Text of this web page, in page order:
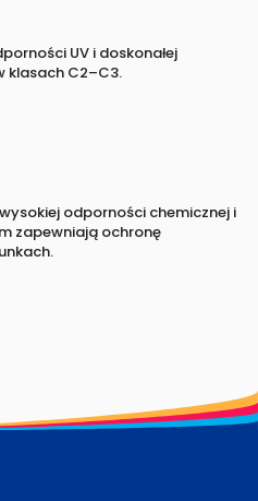
UV i doskonałej
klasach C2–C3.
odporności chemicznej i
zapewniają ochronę